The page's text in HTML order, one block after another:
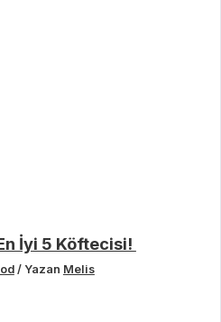
İyi 5 Köftecisi!
/ Yazan Melis